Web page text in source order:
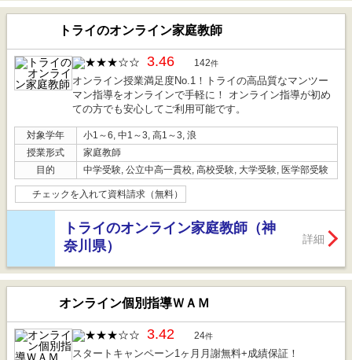
トライのオンライン家庭教師
3.46 142件
オンライン授業満足度No.1！トライの高品質なマンツー
マン指導をオンラインで手軽に！ オンライン指導が初め
ての方でも安心してご利用可能です。
対象学年
小1～6, 中1～3, 高1～3, 浪
授業形式
家庭教師
目的
中学受験, 公立中高一貫校, 高校受験, 大学受験, 医学部受験
チェックを入れて資料請求（無料）
トライのオンライン家庭教師（神
奈川県）
詳細
オンライン個別指導ＷＡＭ
3.42 24件
スタートキャンペーン1ヶ月月謝無料+成績保証！